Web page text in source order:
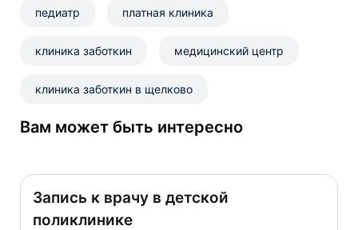
педиатр платная клиника
клиника заботкин ​медицинский центр
клиника заботкин в щелково
Вам может быть интересно
Запись к врачу в детской
поликлинике